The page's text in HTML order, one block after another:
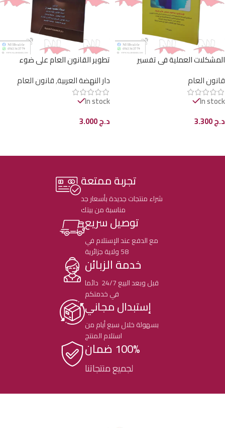
المشكلات العملية في تفسير
قانون العام
In stock
د.ج
تطوير القانون العام على ضوء
دار النهضة العربية,قانون العام
In stock
د.ج
تجربة ممتعة
شراء منتجات جديدة بأسعار جد
مناسبة من بيتك
توصيل سريع
مع الدفع عند الإستلام في
58 ولاية جزائرية
خدمة الزبائن
قبل وبعد البيع 24/7 دائما
في خدمتكم
إستبدال مجاني
بسهولة خلال سبع أيام من
استلام المنتج
100% ضمان
لجميع منتجاتنا